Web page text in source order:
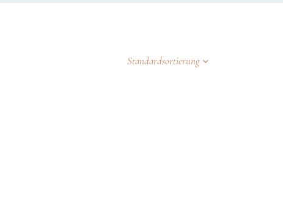
Standardsortierung